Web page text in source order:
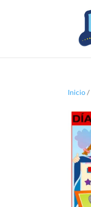
Inicio/